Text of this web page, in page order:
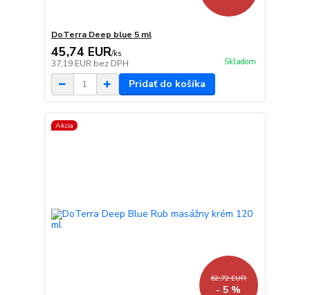
DoTerra Deep blue 5 ml
45,74 EUR/ks
37,19 EUR bez DPH Skladom
Pridať do košíka
Akcia
62,72 EUR
- 5 %